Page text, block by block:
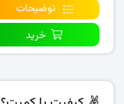
توضیحات
خرید